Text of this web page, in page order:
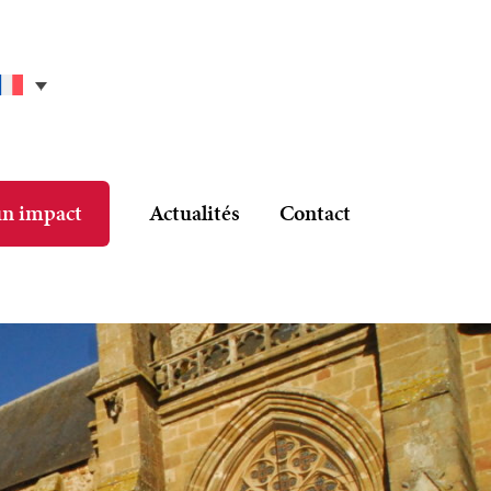
impact Actualités Contact